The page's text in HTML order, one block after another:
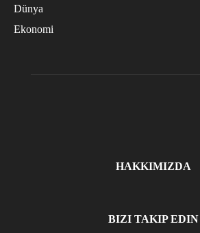
Dünya
Ekonomi
HAKKIMIZDA
BIZI TAKIP EDIN